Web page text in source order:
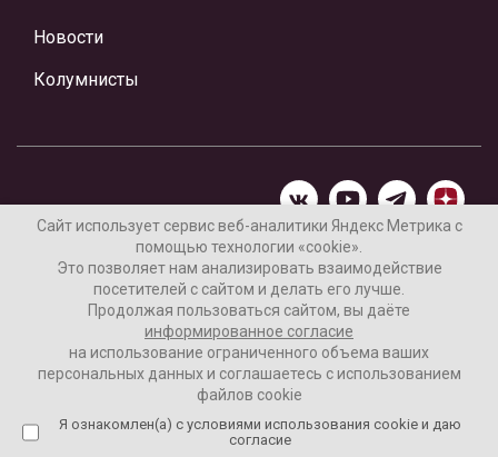
Новости
Колумнисты
Материалы предоставлены редакцией Интернет-газеты
«Ваши новости»
Нашли ошибку? Выделите ее и нажмите Ctrl+Enter
Согласие пользователя на обработку данных
Сайт использует сервис веб-аналитики Яндекс Метрика с
помощью технологии «cookie».
Это позволяет нам анализировать взаимодействие
посетителей с сайтом и делать его лучше.
Продолжая пользоваться сайтом, вы даёте
информированное согласие
на использование ограниченного объема ваших
персональных данных и соглашаетесь с использованием
файлов cookie
Я ознакомлен(а) с условиями использования cookie и даю
согласие